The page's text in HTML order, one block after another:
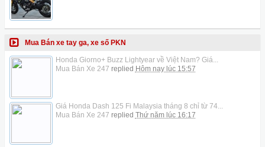
Mua Bán xe tay ga, xe số PKN
Honda Giorno+ Buzz Lightyear về Việt Nam? Giá...
Mua Bán Xe 247 replied Hôm nay lúc 15:57
Giá Honda Dash 125 Fi Malaysia tháng 8 chỉ từ 74...
Mua Bán Xe 247 replied Thứ năm lúc 16:17